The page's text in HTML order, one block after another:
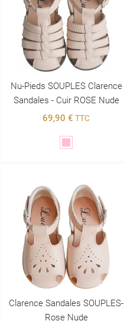
Nu-Pieds SOUPLES Clarence
Sandales - Cuir ROSE Nude
69,90 € TTC
Clarence Sandales SOUPLES-
Rose Nude